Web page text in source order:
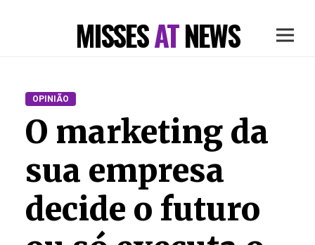
MISSESATNEWS
OPINIÃO
O marketing da
sua empresa
decide o futuro